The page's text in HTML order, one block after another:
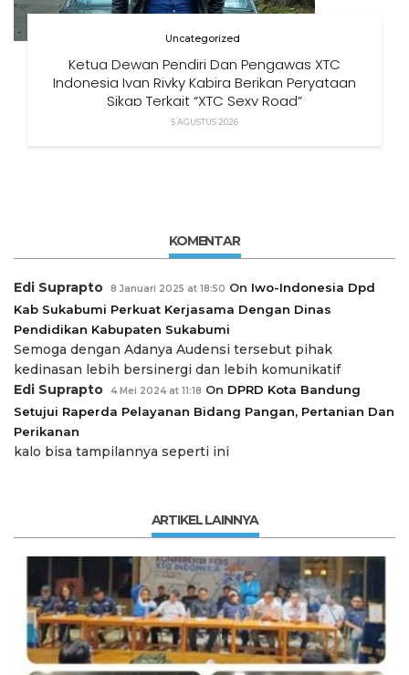
Uncategorized
Ketua Dewan Pendiri Dan Pengawas XTC
Indonesia Ivan Rivky Kabira Berikan Peryataan
Sikap Terkait “XTC Sexy Road”
5 AGUSTUS 2026
KOMENTAR
Edi Suprapto 8 Januari 2025 at 18:50 On Iwo-Indonesia Dpd
Kab Sukabumi Perkuat Kerjasama Dengan Dinas
Pendidikan Kabupaten Sukabumi
Semoga dengan Adanya Audensi tersebut pihak
kedinasan lebih bersinergi dan lebih komunikatif
Edi Suprapto
4 Mei 2024 at 11:18 On DPRD Kota Bandung
Setujui Raperda Pelayanan Bidang Pangan, Pertanian Dan
Perikanan
kalo bisa tampilannya seperti ini
ARTIKEL LAINNYA